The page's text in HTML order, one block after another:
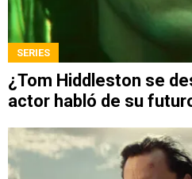
SERIES
¿Tom Hiddleston se
actor habló de su